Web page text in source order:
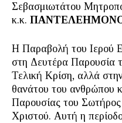
Σεβασμιωτάτου
κ.κ.
Η Παραβολή του Ιερού
στη Δευτέρα Παρουσία
Τελική Κρίση, αλλά
θανάτου του ανθρώπου
Παρουσίας του
Χριστού. Αυτή η